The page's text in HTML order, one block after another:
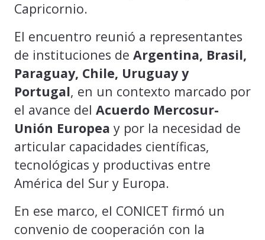
Capricornio.
El encuentro reunió a representantes
de instituciones de Argentina, Brasil,
Paraguay, Chile, Uruguay y
Portugal, en un contexto marcado por
el avance del Acuerdo Mercosur-
Unión Europea y por la necesidad de
articular capacidades científicas,
tecnológicas y productivas entre
América del Sur y Europa.
En ese marco, el CONICET firmó un
convenio de cooperación con la